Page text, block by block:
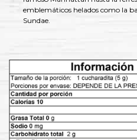
emblemáticos helados como la
Sundae.